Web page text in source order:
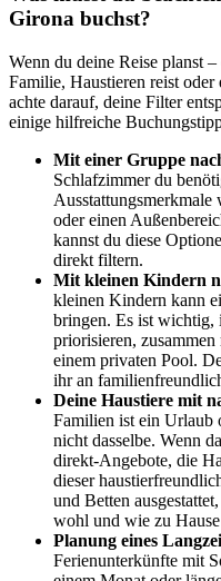
Girona buchst?
Wenn du deine Reise planst
Familie, Haustieren reist
achte darauf, deine Filter
einige hilfreiche
Mit einer Gruppe
Schlafzimmer du
Ausstattungsmerkmale
oder einen
kannst du diese
direkt filtern.
Mit kleinen Kindern
kleinen Kindern kann
bringen. Es ist wichtig,
priorisieren,
einem privaten Pool.
ihr an
Deine Haustiere mit
Familien ist ein Urlaub
nicht dasselbe. Wenn
direkt-Angebote, die
dieser
und Betten
wohl und wie zu
Planung eines
Ferienunterkünfte mit